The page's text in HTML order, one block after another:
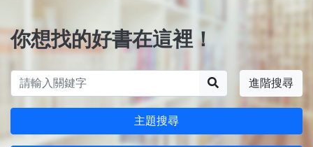
你想找的好書在這裡！
進階搜尋
主題搜尋